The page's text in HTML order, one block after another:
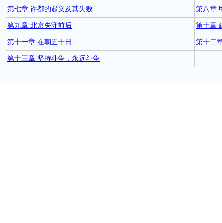
第七章 许都的起义及其失败 第八章
第九章 北京失守前后 第十章
第十一章 在朝五十日 第十二
第十三章 坚持斗争，永远斗争